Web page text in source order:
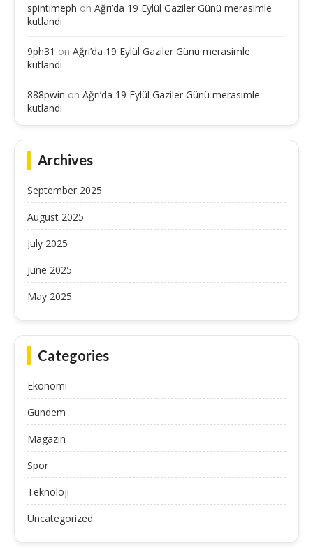
spintimeph on Ağrı’da 19 Eylül Gaziler Günü merasimle
kutlandı
9ph31 on Ağrı’da 19 Eylül Gaziler Günü merasimle
kutlandı
888pwin on Ağrı’da 19 Eylül Gaziler Günü merasimle
kutlandı
Archives
September 2025
August 2025
July 2025
June 2025
May 2025
Categories
Ekonomi
Gündem
Magazin
Spor
Teknoloji
Uncategorized